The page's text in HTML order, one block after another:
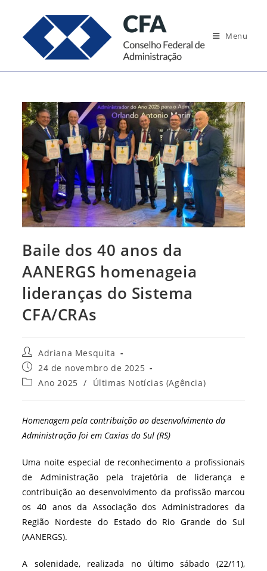
conteúdo
Menu
Baile dos 40 anos da
AANERGS homenageia
lideranças do Sistema
CFA/CRAs
Autor
do
post:
Adriana Mesquita
Post
publicado:
24 de novembro de 2025
Categoria
Ano 2025 / Últimas Notícias (Agência)
Homenagem pela contribuição ao desenvolvimento da
Administração foi em Caxias do Sul (RS)
Uma noite especial de reconhecimento a profissionais
de Administração pela trajetória de liderança e
contribuição ao desenvolvimento da profissão marcou
os 40 anos da Associação dos Administradores da
Região Nordeste do Estado do Rio Grande do Sul
(AANERGS).
A solenidade, realizada no último sábado (22/11),